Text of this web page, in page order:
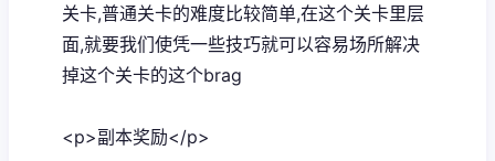
关卡,普通关卡的难度比较简单,在这个关卡里层
面,就要我们使凭一些技巧就可以容易场所解决
掉这个关卡的这个brag
<p>副本奖励</p>